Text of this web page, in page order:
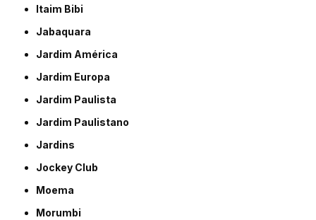
Itaim Bibi
Jabaquara
Jardim América
Jardim Europa
Jardim Paulista
Jardim Paulistano
Jardins
Jockey Club
Moema
Morumbi